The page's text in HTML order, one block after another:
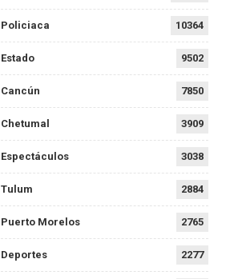
Policiaca 10364
Estado 9502
Cancún 7850
Chetumal 3909
Espectáculos 3038
Tulum 2884
Puerto Morelos 2765
Deportes 2277